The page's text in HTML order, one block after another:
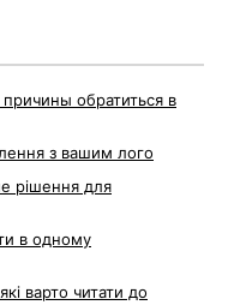
обратиться в
з вашим лого
рішення для
в одному
варто читати до